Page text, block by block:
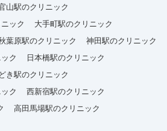
山駅のクリニック
ック
大手町駅のクリニック
葉原駅のクリニック
神田駅のクリニック
ク
日本橋駅のクリニック
き駅のクリニック
ク
西新宿駅のクリニック
高田馬場駅のクリニック